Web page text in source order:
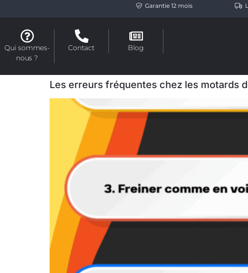
Garantie 12 mois
Qui sommes-
nous ?
Contact Blog
Les erreurs fréquentes chez les motards